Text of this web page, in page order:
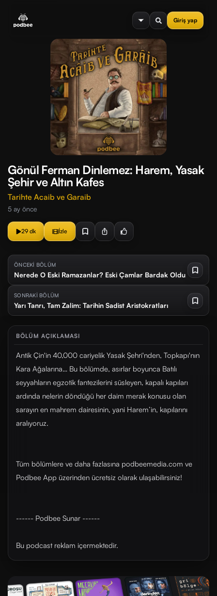
Giriş yap
menu
Gönül Ferman Dinlemez: Harem, Yasak
Şehir ve Altın Kafes
Tarihte Acaib ve Garaib
5 ay önce
29 dk İzle
ÖNCEKİ BÖLÜM
Nerede O Eski Ramazanlar? Eski Çamlar Bardak Oldu
SONRAKİ BÖLÜM
Yarı Tanrı, Tam Zalim: Tarihin Sadist Aristokratları
BÖLÜM AÇIKLAMASI
Antik Çin'in 40,000 cariyelik Yasak Şehri'nden, Topkapı'nın
Kara Ağalarına… Bu bölümde, asırlar boyunca Batılı
seyyahların egzotik fantezilerini süsleyen, kapalı kapıları
ardında nelerin döndüğü her daim merak konusu olan
sarayın en mahrem dairesinin, yani Harem’in, kapılarını
aralıyoruz.
Tüm bölümlere ve daha fazlasına ⁠⁠⁠⁠⁠⁠⁠⁠⁠⁠⁠⁠⁠⁠⁠⁠⁠⁠⁠⁠⁠podbeemedia.com⁠⁠⁠⁠⁠⁠⁠⁠⁠⁠⁠⁠⁠⁠⁠⁠⁠⁠⁠⁠⁠ ve
Podbee App üzerinden ücretsiz olarak ulaşabilirsiniz!
------ Podbee Sunar ------
Bu podcast reklam içermektedir.